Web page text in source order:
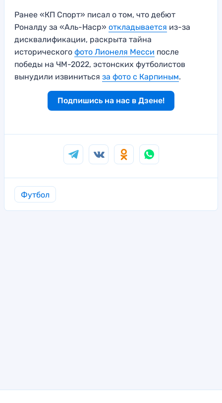
Ранее «КП Спорт» писал о том, что дебют
Роналду за «Аль-Наср» откладывается из-за
дисквалификации, раскрыта тайна
исторического фото Лионеля Месси после
победы на ЧМ-2022, эстонских футболистов
вынудили извиниться за фото с Карпиным.
Подпишись на нас в Дзене!
Футбол